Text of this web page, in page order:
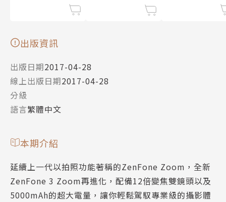
出版資訊
出版日期2017-04-28
線上出版日期2017-04-28
分級
語言繁體中文
本期介紹
延續上一代以拍照功能著稱的ZenFone Zoom，全新
ZenFone 3 Zoom再進化，配備12倍變焦雙鏡頭以及
5000mAh的超大電量，讓你輕鬆駕馭專業級的攝影體